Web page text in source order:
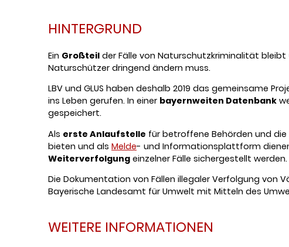
HINTERGRUND
Ein Großteilder Fälle von Naturschutzkriminalität bleibt
Naturschützer dringend ändern muss.
LBV und GLUS haben deshalb 2019 das gemeinsame
ins Leben gerufen. In einer bayernweiten Datenbank
gespeichert.
Als erste Anlaufstelle für betroffene Behörden und
bieten und als Melde- und Informationsplattform
Weiterverfolgungeinzelner Fälle sichergestellt werden.
Die Dokumentation von Fällen illegaler Verfolgung von
Bayerische Landesamt für Umwelt mit Mitteln des
WEITERE INFORMATIONEN